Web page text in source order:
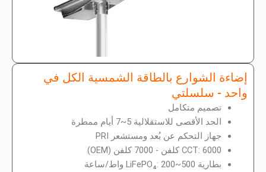
إضاءة الشوارع بالطاقة الشمسية الكل في
واحد - سلسلتي
تصميم متكامل
الحد الأقصى للاستقلالية 5~7 أيام ممطرة
جهاز التحكم عن بُعد ومستشعر PRI
CCT: 6000 كلفن - 7000 كلفن (OEM)
بطارية LiFePO₄: 200~500 واط/ساعة